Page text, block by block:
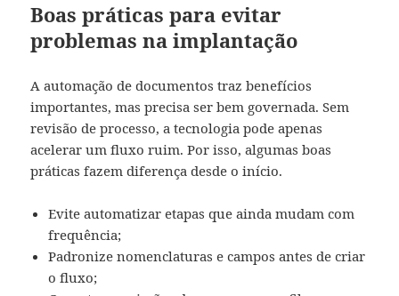
Boas práticas para evitar
problemas na implantação
A automação de documentos traz benefícios
importantes, mas precisa ser bem governada. Sem
revisão de processo, a tecnologia pode apenas
acelerar um fluxo ruim. Por isso, algumas boas
práticas fazem diferença desde o início.
Evite automatizar etapas que ainda mudam com
frequência;
Padronize nomenclaturas e campos antes de criar
o fluxo;